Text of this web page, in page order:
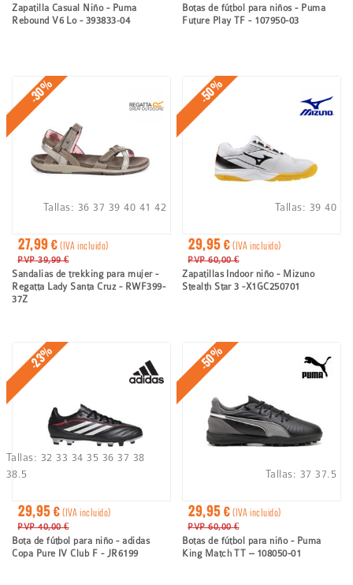
Zapatilla Casual Niño - Puma
Rebound V6 Lo - 393833‑04
Botas de fútbol para niños - Puma
Future Play TF - 107950-03
-30%
27,99 €(IVA incluido)
PVP 39,99 €
Sandalias de trekking para mujer -
Regatta Lady Santa Cruz - RWF399-
37Z
Tallas: 36 37 39 40 41 42
-50%
29,95 €(IVA incluido)
PVP 60,00 €
Zapatillas Indoor niño - Mizuno
Stealth Star 3 -X1GC250701
Tallas: 39 40
-23%
29,95 €(IVA incluido)
PVP 40,00 €
Bota de fútbol para niño - adidas
Copa Pure IV Club F - JR6199
Tallas: 32 33 34 35 36 37 38
38.5
-50%
29,95 €(IVA incluido)
PVP 60,00 €
Botas de fútbol para niño - Puma
King Match TT – 108050-01
Tallas: 37 37.5